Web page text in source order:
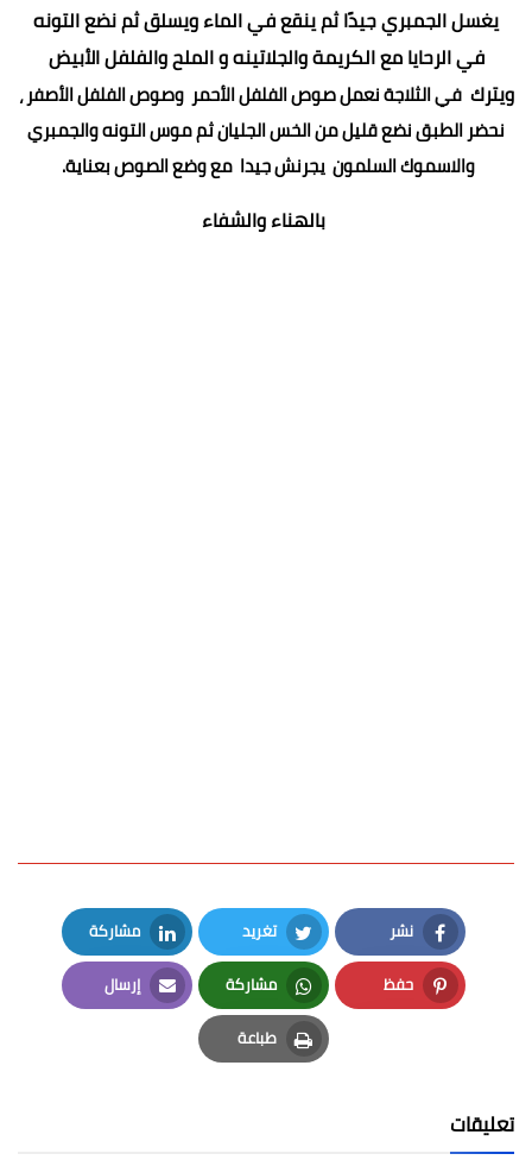
يغسل الجمبري جيدًا ثم ينقع في الماء ويسلق ثم نضع التونه
في الرحايا مع الكريمة والجلاتينه و الملح والفلفل الأبيض
ويترك في الثلاجة نعمل صوص الفلفل الأحمر وصوص الفلفل الأصفر ،
نحضر الطبق نضع قليل من الخس الجليان ثم موس التونه والجمبري
والاسموك السلمون يجرنش جيدا مع وضع الصوص بعناية.
بالهناء والشفاء
نشر
Facebook
تغريد
Twitter
مشاركة
LinkedIn
حفظ
Pinterest
مشاركة
Whatsapp
إرسال
Email
طباعة
Print
تعليقات